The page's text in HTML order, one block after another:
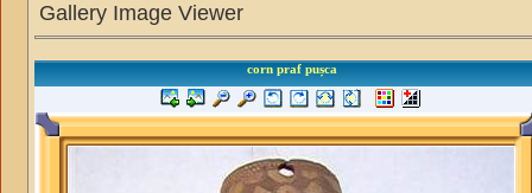
Gallery Image Viewer
corn praf pușca